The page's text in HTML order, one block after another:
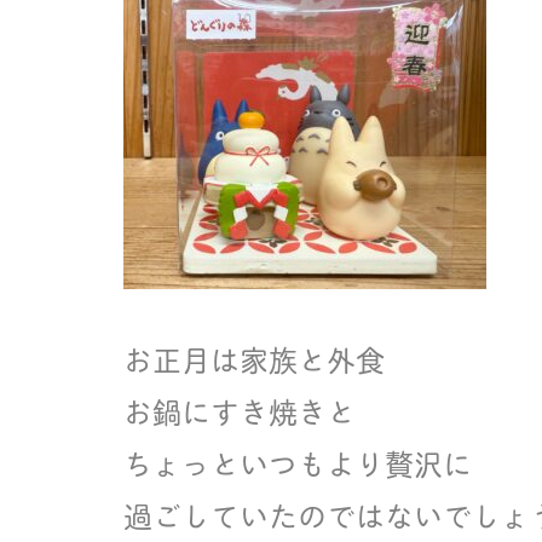
お正月は家族と外食
お鍋にすき焼きと
ちょっといつもより贅沢に
過ごしていたのではないでしょ